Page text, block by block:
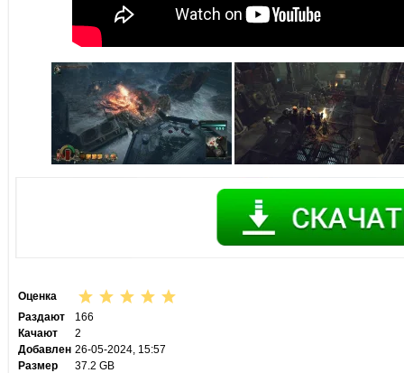
Оценка
Раздают
166
Качают
2
Добавлен 26-05-2024, 15:57
Размер
37.2 GB